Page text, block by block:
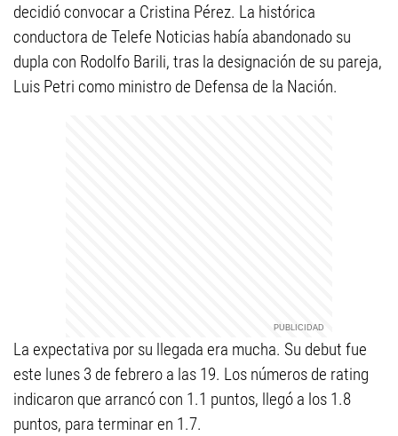
decidió convocar a Cristina Pérez. La histórica
conductora de Telefe Noticias había abandonado su
dupla con Rodolfo Barili, tras la designación de su pareja,
Luis Petri como ministro de Defensa de la Nación.
La expectativa por su llegada era mucha. Su debut fue
este lunes 3 de febrero a las 19. Los números de rating
indicaron que arrancó con 1.1 puntos, llegó a los 1.8
puntos, para terminar en 1.7.